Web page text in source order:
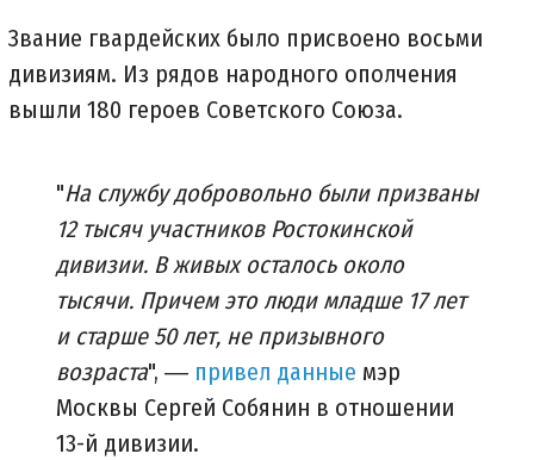
Звание гвардейских было присвоено восьми
дивизиям. Из рядов народного ополчения
вышли 180 героев Советского Союза.
"На службу добровольно были призваны
12 тысяч участников Ростокинской
дивизии. В живых осталось около
тысячи. Причем это люди младше 17 лет
и старше 50 лет, не призывного
возраста", ― привел данные мэр
Москвы Сергей Собянин в отношении
13-й дивизии.